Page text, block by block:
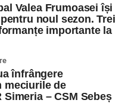
1 0743515200
1 0258731066
Valea Frumoasei își
noul sezon. Trei
importante la
înfrângere
meciurile de
Simeria – CSM Sebeș